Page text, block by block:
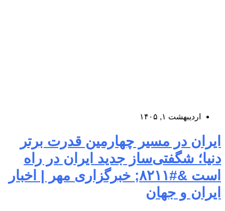
اردیبهشت ۱, ۱۴۰۵
ایران در مسیر چهارمین قدرت برتر
دنیا؛ شگفتی‌ساز جدید ایران در راه
است &#۸۲۱۱; خبرگزاری مهر | اخبار
ایران و جهان